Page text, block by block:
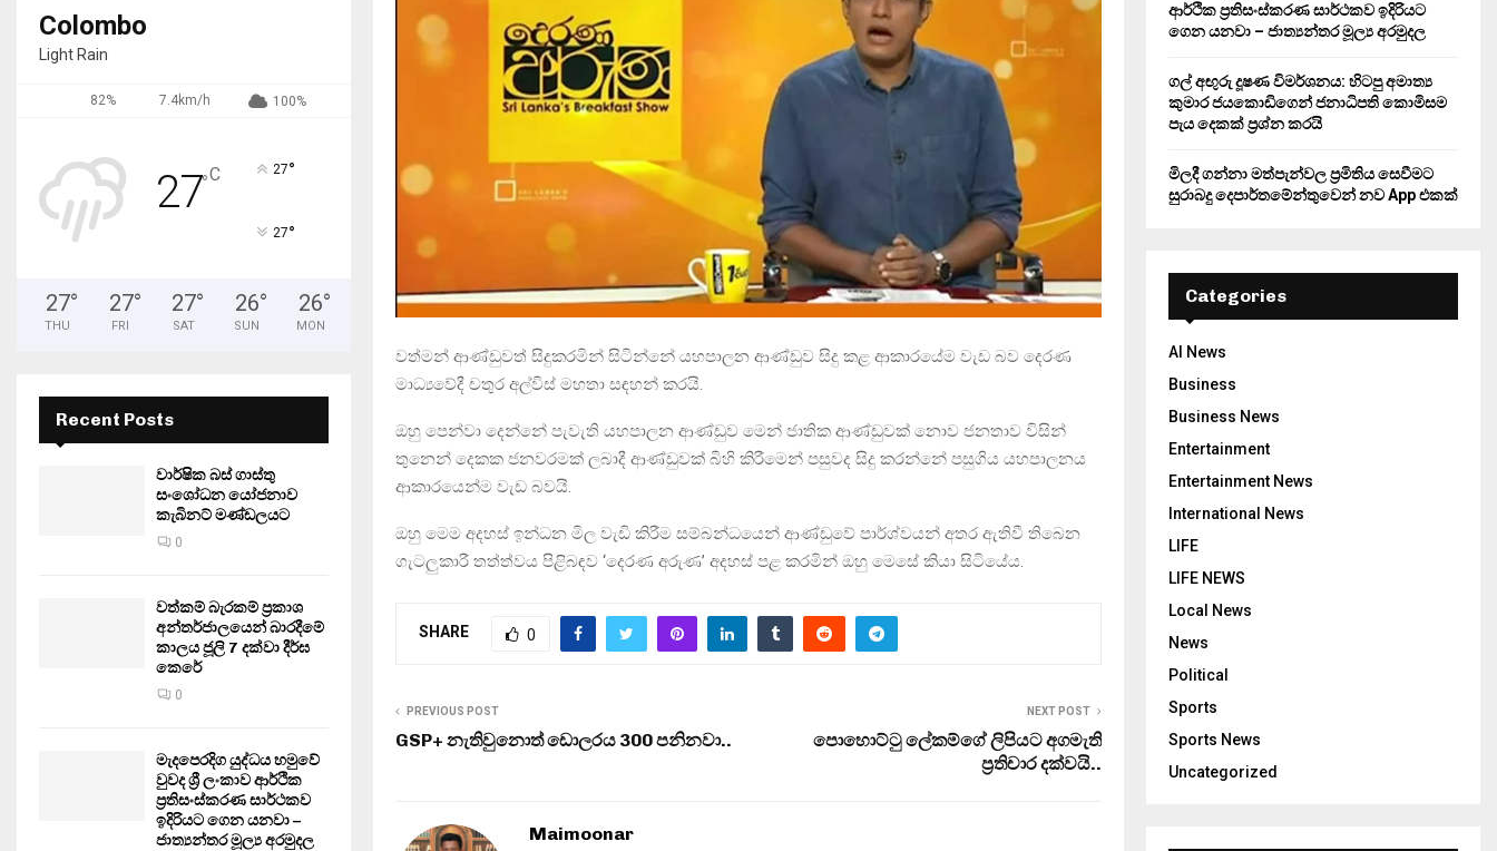
වත්මන් ආණ්ඩුවත් සිදුකරමින් සිටින්නේ යහපාලන ආණ්ඩුව සිදු කළ ආකාරයේම වැඩ බව දෙරණ
මාධ්‍යවේදී චතුර අල්විස් මහතා සඳහන් කරයි.
ඔහු පෙන්වා දෙන්නේ පැවැති යහපාලන ආණ්ඩුව මෙන් ජාතික ආණ්ඩුවක් නොව ජනතාව විසින්
තුනෙන් දෙකක ජනවරමක් ලබාදී ආණ්ඩුවක් බිහි කිරීමෙන් පසුවද සිදු කරන්නේ පසුගිය යහපාලනය
ආකාරයෙන්ම වැඩ බවයි.
ඔහු මෙම අදහස් ඉන්ධන මිල වැඩි කිරීම සම්බන්ධයෙන් ආණ්ඩුවේ පාර්ශ්වයන් අතර ඇතිවී තිබෙන
ගැටලුකාරී තත්ත්වය පිළිබඳව ‘දෙරණ අරුණ’ අදහස් පළ කරමින් ඔහු මෙසේ කියා සිටියේය.
SHARE 0
PREVIOUS POST
GSP+ නැතිවුනොත් ඩොලරය 300 පනිනවා..
NEXT POST
පොහොට්ටු ලේකම්ගේ ලිපියට අගමැති
ප‍්‍රතිචාර දක්වයි..
Maimoonar
Colombo
Light Rain
82% 7.4km/h 100%
27°C 27°
27°
27°
THU
27°
FRI
27°
SAT
26°
SUN
26°
MON
Recent Posts
වාර්ෂික බස් ගාස්තු
සංශෝධන යෝජනාව
කැබිනට් මණ්ඩලයට
0
වත්කම් බැරකම් ප්‍රකාශ
අන්තර්ජාලයෙන් බාරදීමේ
කාලය ජූලි 7 දක්වා දීර්ඝ
කෙරේ
0
මැදපෙරදිග යුද්ධය හමුවේ
වුවද ශ්‍රී ලංකාව ආර්ථික
ප්‍රතිසංස්කරණ සාර්ථකව
ඉදිරියට ගෙන යනවා –
ජාත්‍යන්තර මූල්‍ය අරමුදල
ආර්ථික ප්‍රතිසංස්කරණ සාර්ථකව ඉදිරියට
ගෙන යනවා – ජාත්‍යන්තර මූල්‍ය අරමුදල
ගල් අඟුරු දූෂණ විමර්ශනය: හිටපු අමාත්‍ය
කුමාර ජයකොඩිගෙන් ජනාධිපති කොමිසම
පැය දෙකක් ප්‍රශ්න කරයි
මිලදී ගන්නා මත්පැන්වල ප්‍රමිතිය සෙවීමට
සුරාබදු දෙපාර්තමේන්තුවෙන් නව App එකක්
Categories
AI News
Business
Business News
Entertainment
Entertainment News
International News
LIFE
LIFE NEWS
Local News
News
Political
Sports
Sports News
Uncategorized